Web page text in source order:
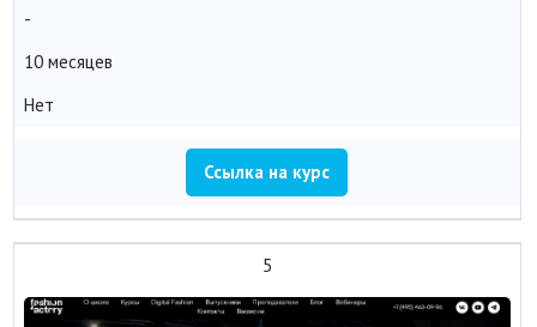
-
10 месяцев
Нет
Ссылка на курс
5